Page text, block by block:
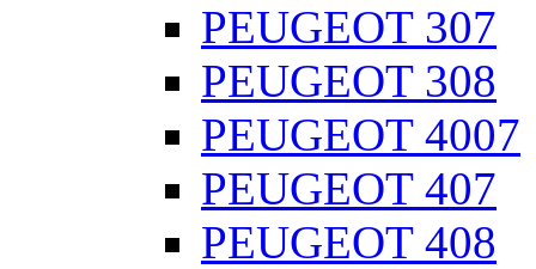
PEUGEOT 307
PEUGEOT 308
PEUGEOT 4007
PEUGEOT 407
PEUGEOT 408